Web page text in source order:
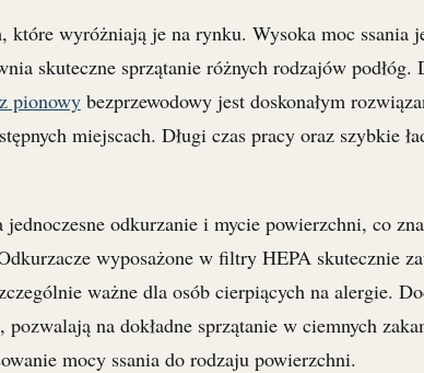
które wyróżniają je na rynku. Wysoka moc ssania
skuteczne sprzątanie różnych rodzajów podłóg.
pionowybezprzewodowy jest doskonałym
miejscach. Długi czas pracy oraz szybkie
odkurzanie i mycie powierzchni, co
wyposażone w filtry HEPA skutecznie
ważne dla osób cierpiących na alergie.
na dokładne sprzątanie w ciemnych
mocy ssania do rodzaju powierzchni.